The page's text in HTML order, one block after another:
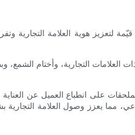
لتعزيز هوية العلامة التجارية
التجارية، وأختام الشمع،
على انطباع العميل عن
مما يعزز وصول العلامة التجارية